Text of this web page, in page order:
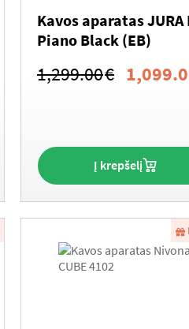
Kavos aparatas JURA
Piano Black (EB)
1,299.00€ Original
Į krepšelį